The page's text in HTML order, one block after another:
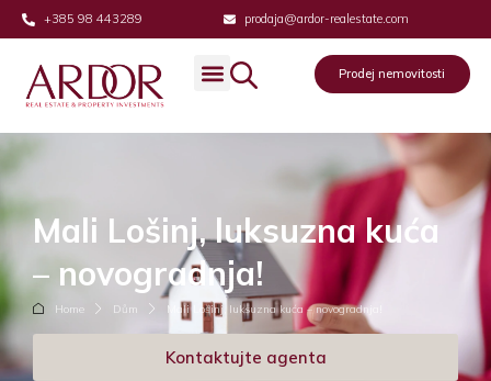
+385 98 443289 prodaja@ardor-realestate.com
Prodej nemovitosti
Mali Lošinj, luksuzna kuća
– novogradnja!
Home Dům Mali Lošinj, luksuzna kuća – novogradnja!
Kontaktujte agenta